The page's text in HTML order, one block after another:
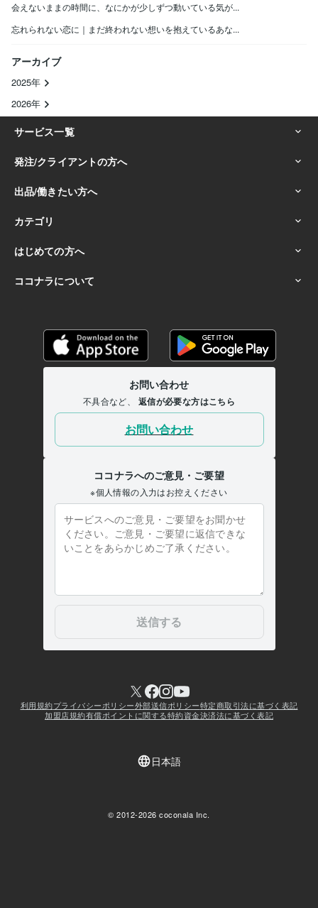
会えないままの時間に、なにかが少しずつ動いている気が...
忘れられない恋に｜まだ終われない想いを抱えているあな...
アーカイブ
2025年
2026年